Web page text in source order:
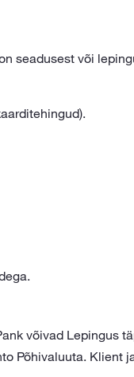
seadusest või
võivad Lepingus
Põhivaluuta. Klient